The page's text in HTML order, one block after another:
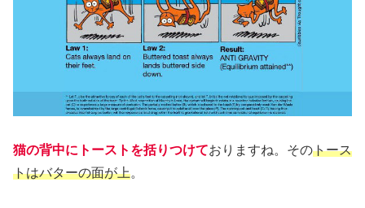
猫の背中にトーストを括りつけておりますね。そのトース
トはバターの面が上。